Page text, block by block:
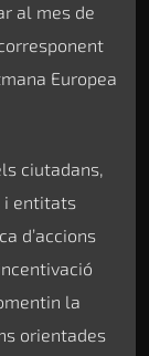
al mes de
Europea
ciutadans,
i entitats
d’accions
la
orientades